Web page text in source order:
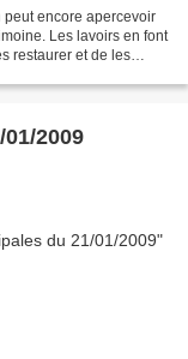
peut encore apercevoir
Les lavoirs en font
restaurer et de les
2009